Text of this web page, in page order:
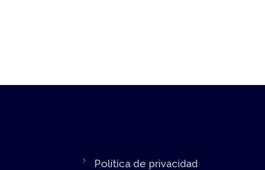
Política de privacidad